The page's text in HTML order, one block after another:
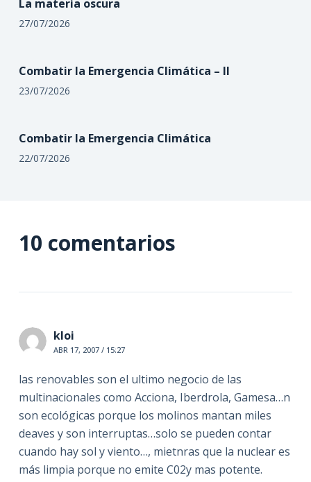
La materia oscura
27/07/2026
Combatir la Emergencia Climática – II
23/07/2026
Combatir la Emergencia Climática
22/07/2026
10 comentarios
kloi
ABR 17, 2007 / 15:27
las renovables son el ultimo negocio de las
multinacionales como Acciona, Iberdrola, Gamesa…n
son ecológicas porque los molinos mantan miles
deaves y son interruptas…solo se pueden contar
cuando hay sol y viento…, mietnras que la nuclear es
más limpia porque no emite C02y mas potente.